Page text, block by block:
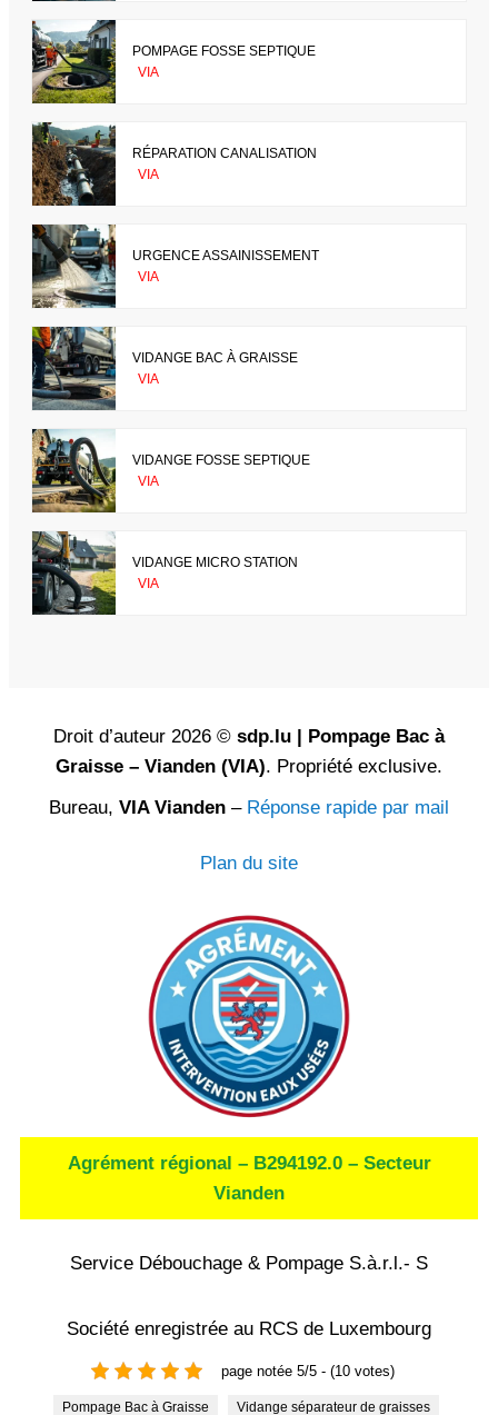
POMPAGE FOSSE SEPTIQUE
VIA
RÉPARATION CANALISATION
VIA
URGENCE ASSAINISSEMENT
VIA
VIDANGE BAC À GRAISSE
VIA
VIDANGE FOSSE SEPTIQUE
VIA
VIDANGE MICRO STATION
VIA
Droit d’auteur 2026 © sdp.lu | Pompage Bac à
Graisse – Vianden (VIA). Propriété exclusive.
Bureau, VIA Vianden – Réponse rapide par mail
Plan du site
Agrément régional – B294192.0 – Secteur
Vianden
Service Débouchage & Pompage S.à.r.l.- S
Société enregistrée au RCS de Luxembourg
page notée 5/5 - (10 votes)
Pompage Bac à Graisse Vidange séparateur de graisses